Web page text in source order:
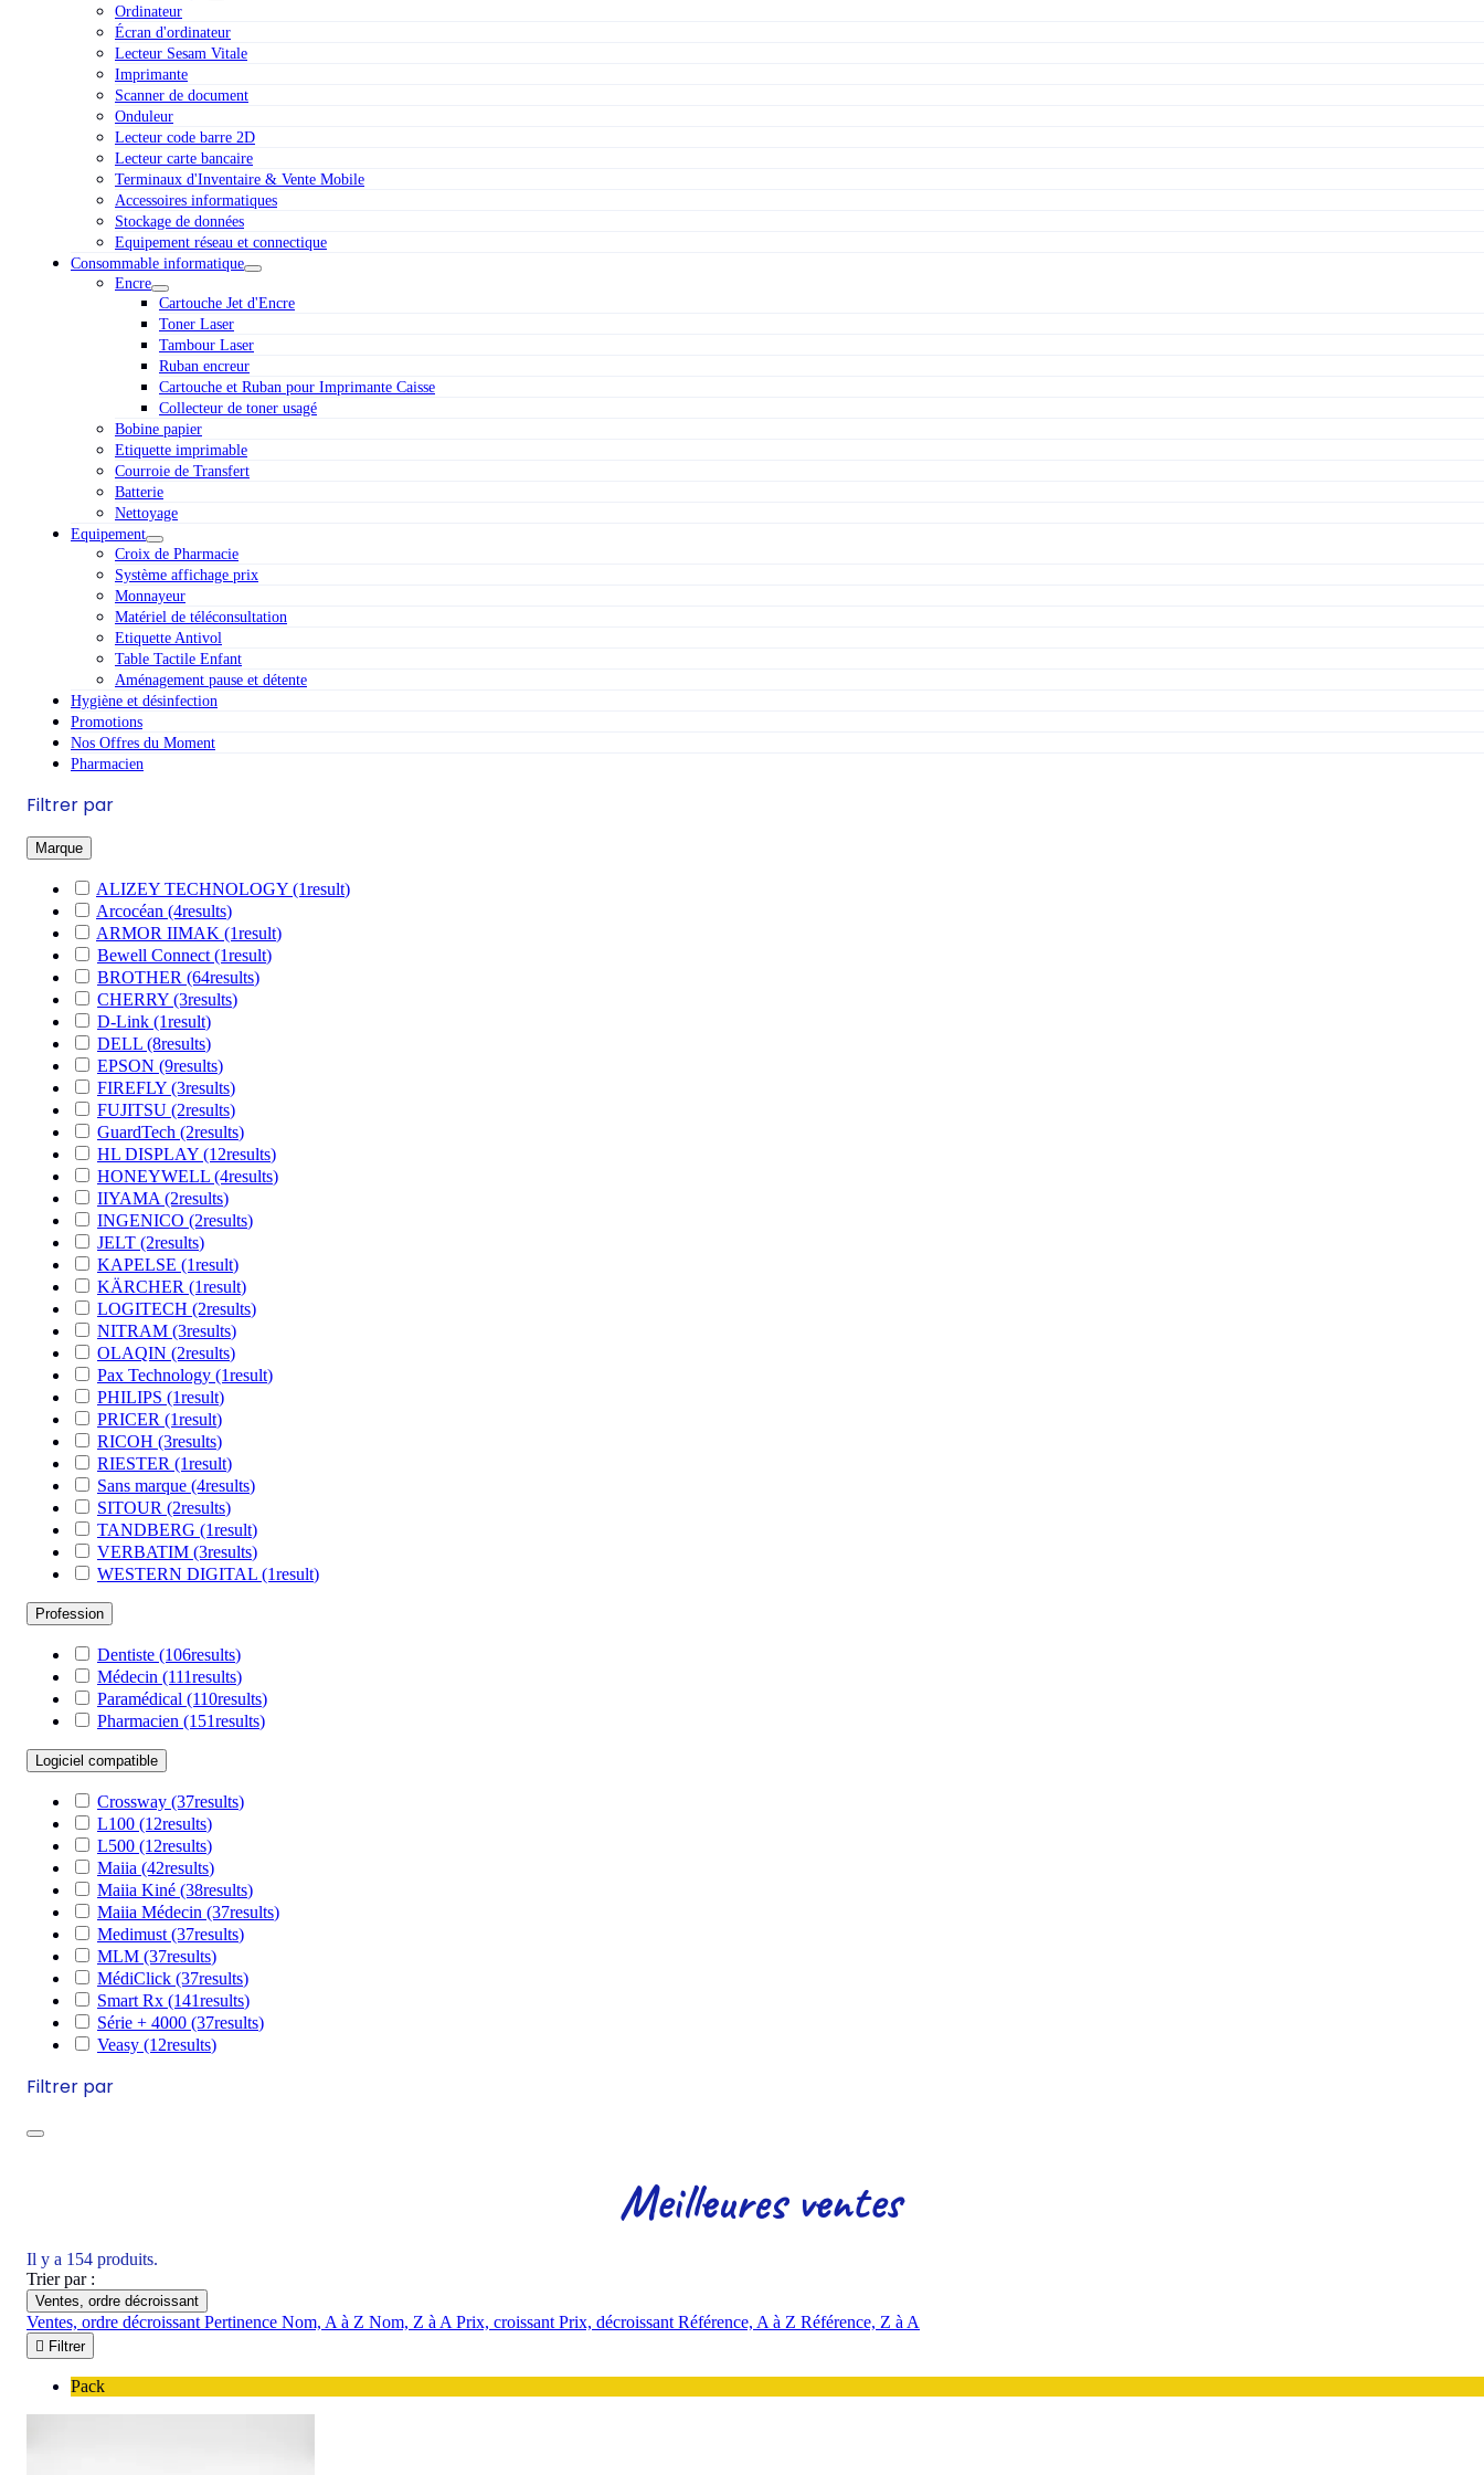
Ordinateur
Écran d'ordinateur
Lecteur Sesam Vitale
Imprimante
Scanner de document
Onduleur
Lecteur code barre 2D
Lecteur carte bancaire
Terminaux d'Inventaire & Vente Mobile
Accessoires informatiques
Stockage de données
Equipement réseau et connectique
Consommable informatique
Encre
Cartouche Jet d'Encre
Toner Laser
Tambour Laser
Ruban encreur
Cartouche et Ruban pour Imprimante Caisse
Collecteur de toner usagé
Bobine papier
Etiquette imprimable
Courroie de Transfert
Batterie
Nettoyage
Equipement
Croix de Pharmacie
Système affichage prix
Monnayeur
Matériel de téléconsultation
Etiquette Antivol
Table Tactile Enfant
Aménagement pause et détente
Hygiène et désinfection
Promotions
Nos Offres du Moment
Pharmacien
Filtrer par
Marque
ALIZEY TECHNOLOGY (1result)
Arcocéan (4results)
ARMOR IIMAK (1result)
Bewell Connect (1result)
BROTHER (64results)
CHERRY (3results)
D-Link (1result)
DELL (8results)
EPSON (9results)
FIREFLY (3results)
FUJITSU (2results)
GuardTech (2results)
HL DISPLAY (12results)
HONEYWELL (4results)
IIYAMA (2results)
INGENICO (2results)
JELT (2results)
KAPELSE (1result)
KÄRCHER (1result)
LOGITECH (2results)
NITRAM (3results)
OLAQIN (2results)
Pax Technology (1result)
PHILIPS (1result)
PRICER (1result)
RICOH (3results)
RIESTER (1result)
Sans marque (4results)
SITOUR (2results)
TANDBERG (1result)
VERBATIM (3results)
WESTERN DIGITAL (1result)
Profession
Dentiste (106results)
Médecin (111results)
Paramédical (110results)
Pharmacien (151results)
Logiciel compatible
Crossway (37results)
L100 (12results)
L500 (12results)
Maiia (42results)
Maiia Kiné (38results)
Maiia Médecin (37results)
Medimust (37results)
MLM (37results)
MédiClick (37results)
Smart Rx (141results)
Série + 4000 (37results)
Veasy (12results)
Filtrer par
Meilleures ventes
Il y a 154 produits.
Trier par :
Ventes, ordre décroissant
Ventes, ordre décroissant Pertinence Nom, A à Z Nom, Z à A Prix, croissant Prix, décroissant Référence, A à Z Référence, Z à A
 Filtrer
Pack